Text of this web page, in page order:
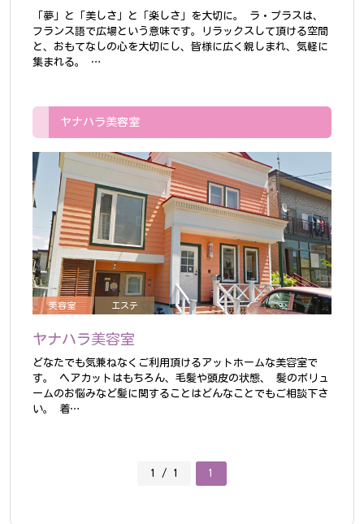
「夢」と「美しさ」と「楽しさ」を大切に。
ラ・プラスは、
フランス語で広場という意味です。リラックスして頂ける空間
と、おもてなしの心を大切にし、皆様に広く親しまれ、気軽に
集まれる。
…
ヤナハラ美容室
美容室 エステ
ヤナハラ美容室
どなたでも気兼ねなくご利用頂けるアットホームな美容室で
す。
ヘアカットはもちろん、毛髪や頭皮の状態、 髪のボリュ
ームのお悩みなど髪に関することはどんなことでもご相談下さ
い。
着…
1 / 1 1